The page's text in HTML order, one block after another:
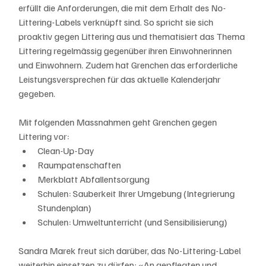
erfüllt die Anforderungen, die mit dem Erhalt des No-
Littering-Labels verknüpft sind. So spricht sie sich
proaktiv gegen Littering aus und thematisiert das Thema
Littering regelmässig gegenüber ihren Einwohnerinnen
und Einwohnern. Zudem hat Grenchen das erforderliche
Leistungsversprechen für das aktuelle Kalenderjahr
gegeben.
Mit folgenden Massnahmen geht Grenchen gegen
Littering vor:
Clean-Up-Day
Raumpatenschaften
Merkblatt Abfallentsorgung
Schulen: Sauberkeit Ihrer Umgebung (Integrierung
Stundenplan)
Schulen: Umweltunterricht (und Sensibilisierung)
Sandra Marek freut sich darüber, das No-Littering-Label